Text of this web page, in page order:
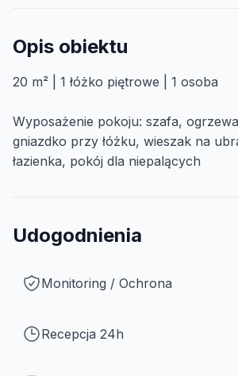
Opis obiektu
20 m² | 1 łóżko piętrowe | 1 osoba
Wyposażenie pokoju: szafa,
gniazdko przy łóżku, wieszak na
łazienka, pokój dla niepalących
Udogodnienia
Monitoring / Ochrona
Recepcja 24h